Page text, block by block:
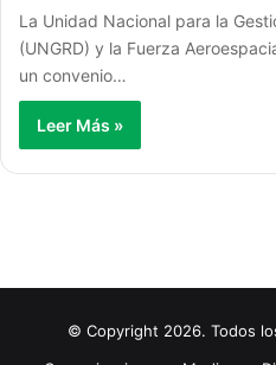
La Unidad Nacional para la
(UNGRD) y la Fuerza
un convenio…
Leer Más »
© Copyright 2026. Todos